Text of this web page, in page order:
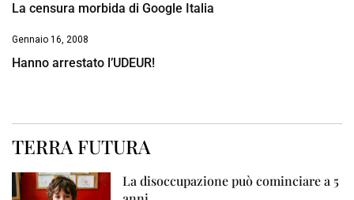
La censura morbida di Google Italia
Gennaio 16, 2008
Hanno arrestato l’UDEUR!
TERRA FUTURA
La disoccupazione può cominciare a 5